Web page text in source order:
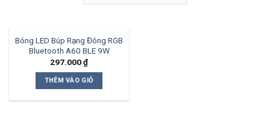
Bóng LED Búp Rạng Đông RGB
Bluetooth A60 BLE 9W
297.000₫
THÊM VÀO GIỎ